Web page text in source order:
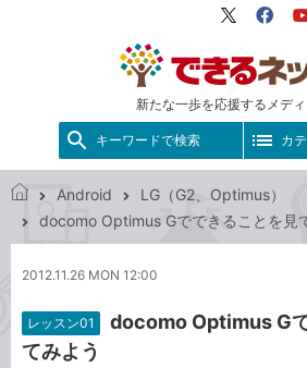
新たな一歩を応援するメデ
X（旧
キーワードで検索 カ
ネ
ト
Android
LG（G2、Optimus）
docomo Optimus Gでできることを見
2012.11.26 MON 12:00
レッスン01
docomo Optimus G
てみよう